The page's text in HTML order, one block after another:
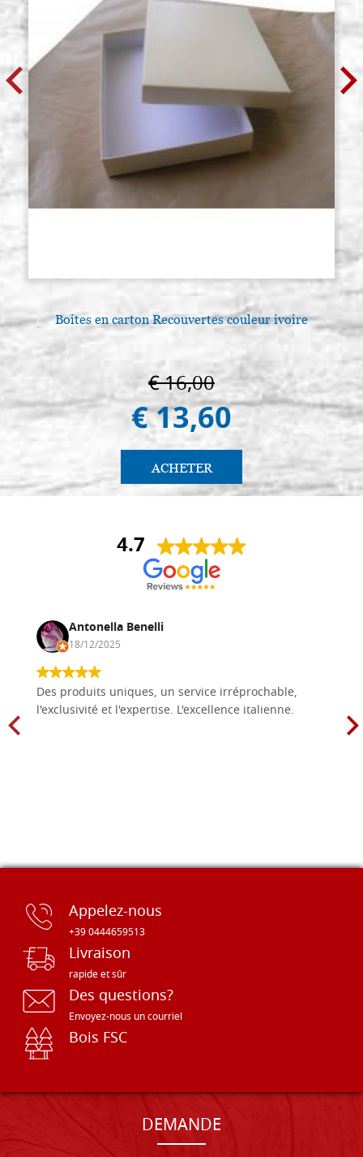
Boites en carton Recouvertes couleur ivoire
€ 16,00
€ 13,60
ACHETER
4.7
Antonella Benelli
18/12/2025
Des produits uniques, un service irréprochable,
l'exclusivité et l'expertise. L'excellence italienne.
Appelez-nous
+39 0444659513
Livraison
rapide et sûr
Des questions?
Envoyez-nous un courriel
Bois FSC
DEMANDE